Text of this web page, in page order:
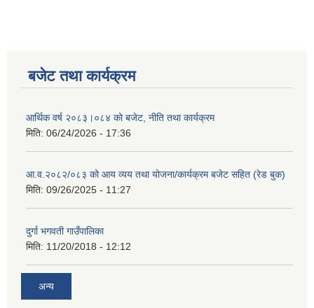
बजेट तथा कार्यक्रम
आर्थिक वर्ष २०८३।०८४ को बजेट, नीति तथा कार्यक्रम
मिति: 06/24/2026 - 17:36
आ.व.२०८२/०८३ को आय व्यय तथा योजना/कार्यक्रम बजेट सहित (रेड बुक)
मिति: 09/26/2025 - 11:27
दुर्गा भगवती गाउँपालिका
मिति: 11/20/2018 - 12:12
अन्य